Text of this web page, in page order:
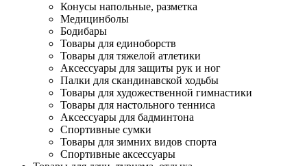
Конусы напольные, разметка
Медицинболы
Бодибары
Товары для единоборств
Товары для тяжелой атлетики
Аксессуары для защиты рук и ног
Палки для скандинавской ходьбы
Товары для художественной гимнастики
Товары для настольного тенниса
Аксессуары для бадминтона
Спортивные сумки
Товары для зимних видов спорта
Спортивные аксессуары